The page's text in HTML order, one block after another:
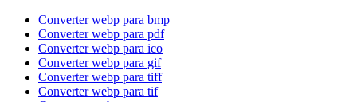
Converter webp para bmp
Converter webp para pdf
Converter webp para ico
Converter webp para gif
Converter webp para tiff
Converter webp para tif